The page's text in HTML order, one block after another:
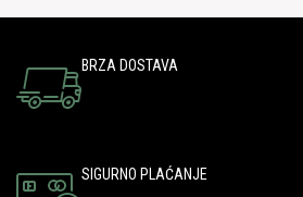
BRZA DOSTAVA
SIGURNO PLAĆANJE